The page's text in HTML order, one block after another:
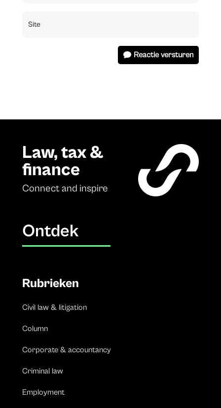
Reactie versturen
Law, tax &
finance
Connect and inspire
Ontdek
Rubrieken
Civil law & litigation
Column
Corporate & accountancy
Criminal law
Employment